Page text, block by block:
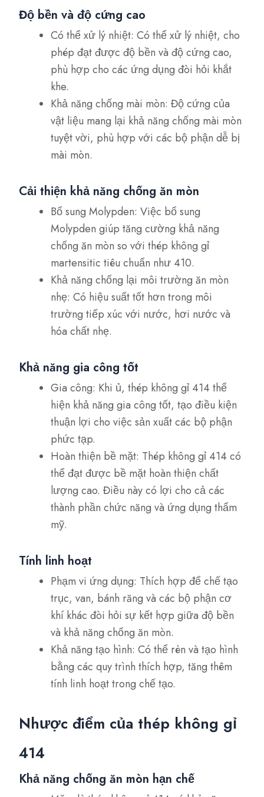
Độ bền và độ cứng cao
Có thể xử lý nhiệt: Có thể xử lý nhiệt, cho
phép đạt được độ bền và độ cứng cao,
phù hợp cho các ứng dụng đòi hỏi khắt
khe.
Khả năng chống mài mòn: Độ cứng của
vật liệu mang lại khả năng chống mài mòn
tuyệt vời, phù hợp với các bộ phận dễ bị
mài mòn.
Cải thiện khả năng chống ăn mòn
Bổ sung Molypden: Việc bổ sung
Molypden giúp tăng cường khả năng
chống ăn mòn so với thép không gỉ
martensitic tiêu chuẩn như 410.
Khả năng chống lại môi trường ăn mòn
nhẹ: Có hiệu suất tốt hơn trong môi
trường tiếp xúc với nước, hơi nước và
hóa chất nhẹ.
Khả năng gia công tốt
Gia công: Khi ủ, thép không gỉ 414 thể
hiện khả năng gia công tốt, tạo điều kiện
thuận lợi cho việc sản xuất các bộ phận
phức tạp.
Hoàn thiện bề mặt: Thép không gỉ 414 có
thể đạt được bề mặt hoàn thiện chất
lượng cao. Điều này có lợi cho cả các
thành phần chức năng và ứng dụng thẩm
mỹ.
Tính linh hoạt
Phạm vi ứng dụng: Thích hợp để chế tạo
trục, van, bánh răng và các bộ phận cơ
khí khác đòi hỏi sự kết hợp giữa độ bền
và khả năng chống ăn mòn.
Khả năng tạo hình: Có thể rèn và tạo hình
bằng các quy trình thích hợp, tăng thêm
tính linh hoạt trong chế tạo.
Nhược điểm của thép không gỉ
414
Khả năng chống ăn mòn hạn chế